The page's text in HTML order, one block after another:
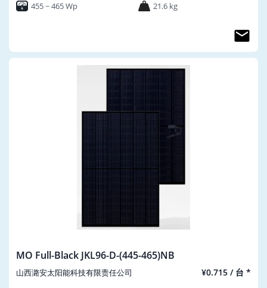
455 ~ 465 Wp 21.6 kg
MO Full-Black JKL96-D-(445-465)NB
山西潞安太阳能科技有限责任公司 ¥0.715 / 台 *